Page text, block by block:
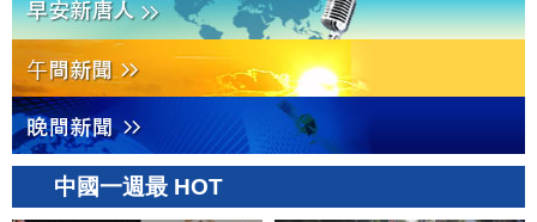
中國一週最 HOT